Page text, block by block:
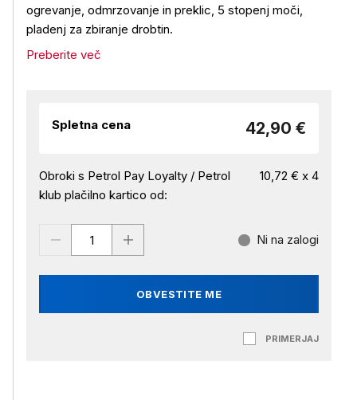
ogrevanje, odmrzovanje in preklic, 5 stopenj moči,
pladenj za zbiranje drobtin.
Preberite več
Spletna cena 42,90 €
Obroki s Petrol Pay Loyalty / Petrol
klub plačilno kartico od:
10,72 € x 4
OBVESTITE ME
Ni na zalogi
PRIMERJAJ